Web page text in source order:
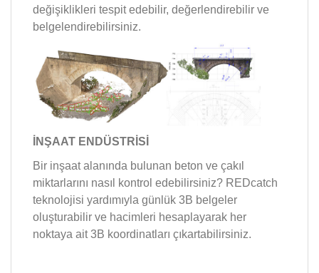
değişiklikleri tespit edebilir, değerlendirebilir ve
belgelendirebilirsiniz.
İNŞAAT ENDÜSTRİSİ
Bir inşaat alanında bulunan beton ve çakıl
miktarlarını nasıl kontrol edebilirsiniz? REDcatch
teknolojisi yardımıyla günlük 3B belgeler
oluşturabilir ve hacimleri hesaplayarak her
noktaya ait 3B koordinatları çıkartabilirsiniz.